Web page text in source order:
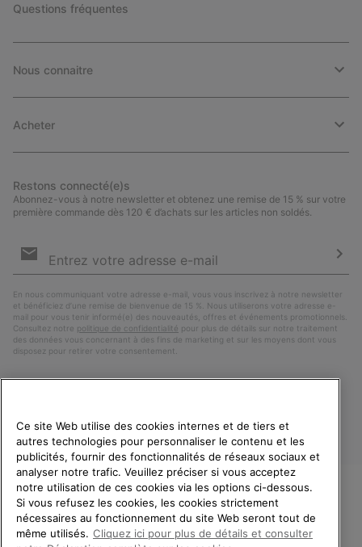
Questions fréquentes
Nous connaitre
Acheter
Restons connecté(e)s
Abonnez-vous à notre newsletter et obtenez une remise de 15 % sur votre
première commande dès 120 € d’achats sur les articles non soldés.
par
En nous communiquant votre adresse e-mail, vous vous inscrivez à notre newsletter
et bénéficiez d’une remise de bienvenue de 15 %. Nous utiliserons votre adresse e-
mail pour vous tenir informé(e) des nouveautés, offres et événements promotionnels.
Consultez notre politique de confidentialité pour plus de détails sur notre traitement
des données vous concernant à des fins de marketing et sur les moyens dont vous
disposez pour retirer votre consentement.
France
©2026 SOREL. Tous droits réservés.
BIENVENUE CHEZ SOREL.
VEUILLEZ SÉLECTIONNER
VOTRE PAYS DE LIVRAISON.
Ce site Web utilise des cookies internes et de tiers et
autres technologies pour personnaliser le contenu et les
publicités, fournir des fonctionnalités de réseaux sociaux et
analyser notre trafic. Veuillez préciser si vous acceptez
notre utilisation de ces cookies via les options ci-dessous.
Si vous refusez les cookies, les cookies strictement
nécessaires au fonctionnement du site Web seront tout de
même utilisés. Cliquez ici pour plus de détails et consulter